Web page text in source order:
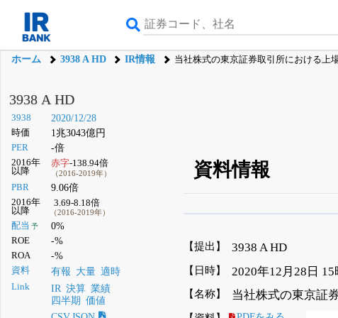
ホーム 3938 A HD IR情報 当社株式の東京証券取引所における上
3938 A HD
3938 2020/12/28
時価 1兆3043億円
PER -倍
2016年
以降
赤字-138.94倍
（2016-2019年）
PBR 9.06倍
2016年
以降
3.69-8.18倍
（2016-2019年）
配当 予 0%
ROE -%
ROA -%
資料 有報 大量 適時
Link IR 決算 業績
四半期 価値
資料情報
無料でβ
登録すると永久
【提出】 3938 A HD
【日時】 2020年12月28日 15
【名称】 当社株式の東京証